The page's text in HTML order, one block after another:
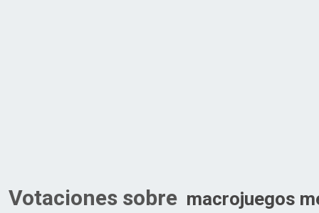
Votaciones sobre